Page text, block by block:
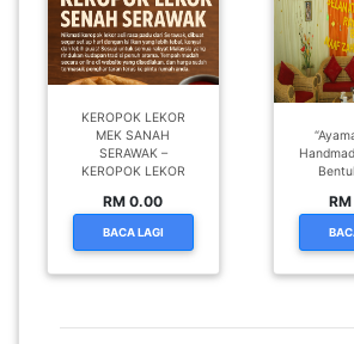
KEROPOK LEKOR
MEK SANAH
SERAWAK –
KEROPOK LEKOR
RM 0.00
BACA LAGI